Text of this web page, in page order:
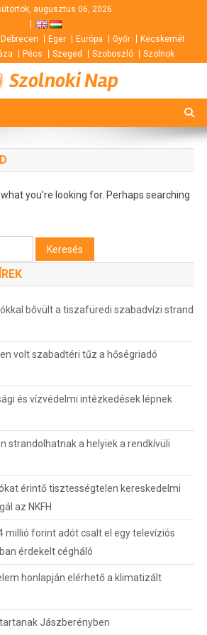
augusztus 06, 2026
Debrecen Eger Európa Győr
Kecskemét
Pécs Szeged Szoboszló Szolnok
Szolnoki Nap
you’re looking for. Perhaps searching
bővült a tiszafüredi szabadvízi strand
volt szabadtéri tűz a hőségriadó
és vízvédelmi intézkedések lépnek
strandolhatnak a helyiek a rendkívüli
érintő tisztességtelen kereskedelmi
az NKFH
millió forint adót csalt el egy televíziós
érdekelt cégháló
honlapján elérhető a klimatizált
Jászberényben